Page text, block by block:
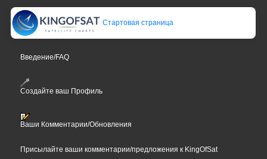
Стартовая страница
Введение/FAQ
Создайте ваш Профиль
Ваши Комментарии/Обновления
Присылайте ваши комментарии/предложения к KingOfSat